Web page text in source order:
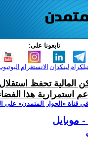
تابعونا على:
الانستغرام لينكدإن
المالية تحفظ
استمرارية هذا
قناة ‫«الحوار المتمدن» على
- موبايل